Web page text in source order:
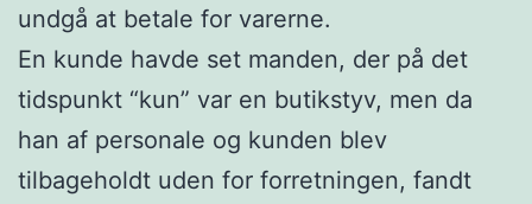
undgå at betale for varerne.
En kunde havde set manden, der på det
tidspunkt “kun” var en butikstyv, men da
han af personale og kunden blev
tilbageholdt uden for forretningen, fandt